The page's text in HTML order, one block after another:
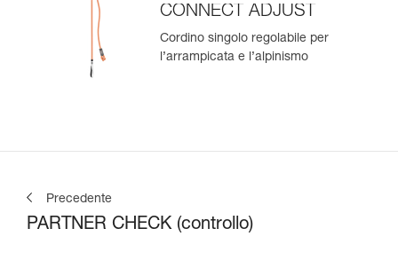
CONNECT ADJUST
Cordino singolo regolabile per
l’arrampicata e l’alpinismo
Precedente
PARTNER CHECK (controllo)